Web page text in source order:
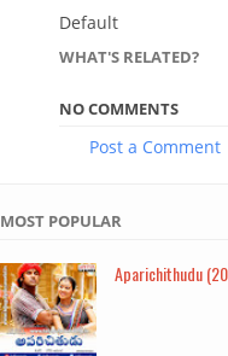
Default
WHAT'S RELATED?
NO COMMENTS
Post a Comment
MOST POPULAR
Aparichithudu